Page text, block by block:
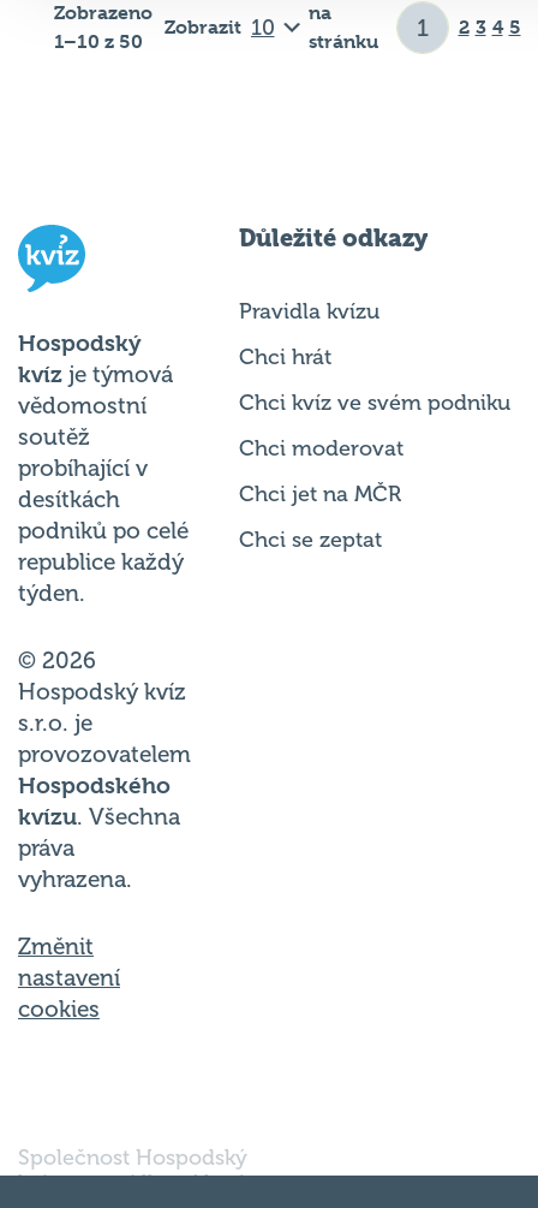
Zobrazeno
1–10 z 50
Zobrazit
na
stránku
2 3 4 5
Hospodský
kvíz je týmová
vědomostní
soutěž
probíhající v
desítkách
podniků po celé
republice každý
týden.
© 2026
Hospodský kvíz
s.r.o. je
provozovatelem
Hospodského
kvízu. Všechna
práva
vyhrazena.
Změnit
nastavení
cookies
Důležité odkazy
Pravidla kvízu
Chci hrát
Chci kvíz ve svém podniku
Chci moderovat
Chci jet na MČR
Chci se zeptat
Společnost Hospodský
kvíz s.r.o., sídlem Nové